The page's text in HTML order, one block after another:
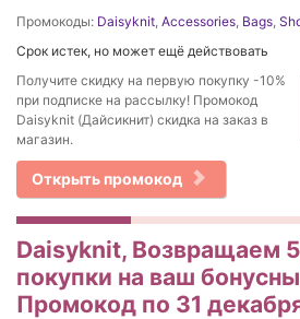
Промокоды: Daisyknit, Accessories, Bags,
Срок истек, но может ещё действовать
Получите скидку на первую покупку -10%
при подписке на рассылку! Промокод
Daisyknit (Дайсикнит) скидка на заказ в
магазин.
Открыть промокод
Daisyknit, Возвращаем
покупки на ваш
Промокод по 31